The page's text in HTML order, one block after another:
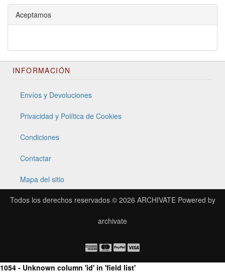
Aceptamos
INFORMACIÓN
Envíos y Devoluciones
Privacidad y Política de Cookies
Condiciones
Contactar
Mapa del sitio
Todos los derechos reservados © 2026 ARCHIVATEPowered by
archivate
1054 - Unknown column 'id' in 'field list'